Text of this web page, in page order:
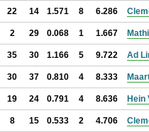
22 14 1.571 8 6.286
2 29 0.068 1 1.667
35 30 1.166 5 9.722 Ad
30 37 0.810 4 8.333
19 24 0.791 4 8.636 Hein
8 15 0.533 2 4.706